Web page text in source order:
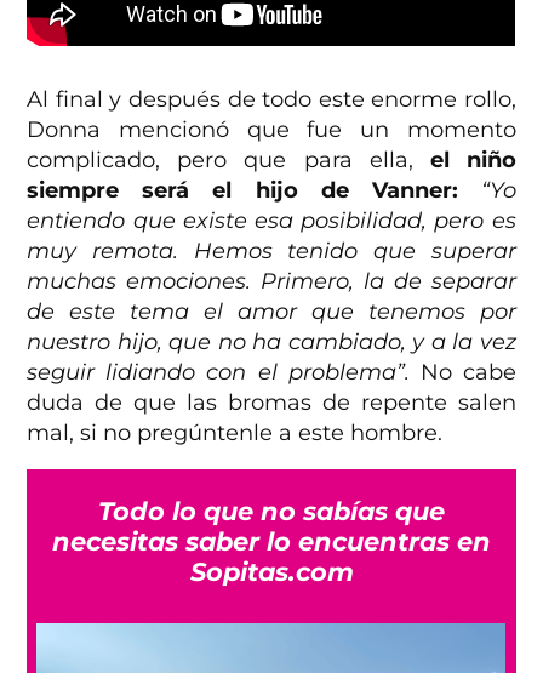
Al final y después de todo este enorme rollo,
Donna mencionó que fue un momento
complicado, pero que para ella, el niño
siempre será el hijo de Vanner:
“Yo
entiendo que existe esa posibilidad, pero es
muy remota. Hemos tenido que superar
muchas emociones. Primero, la de separar
de este tema el amor que tenemos por
nuestro hijo, que no ha cambiado, y a la vez
seguir lidiando con el problema”. No cabe
duda de que las bromas de repente salen
mal, si no pregúntenle a este hombre.
Todo lo que no sabías que
necesitas saber lo encuentras en
Sopitas.com